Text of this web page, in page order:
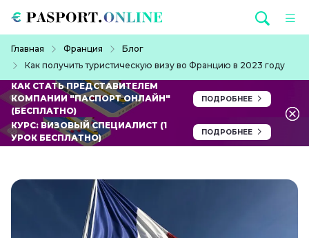
Главная Франция
Блог
Как получить туристическую визу во Францию в 2023 году
КАК СТАТЬ ПРЕДСТАВИТЕЛЕМ
КОМПАНИИ "ПАСПОРТ ОНЛАЙН"
(БЕСПЛАТНО)
ПОДРОБНЕЕ
КУРС: ВИЗОВЫЙ СПЕЦИАЛИСТ (1
УРОК БЕСПЛАТНО)
ПОДРОБНЕЕ